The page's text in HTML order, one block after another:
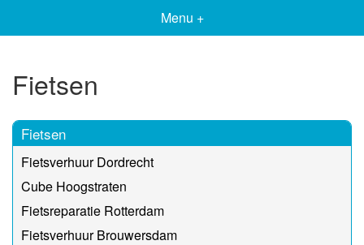
Menu +
Fietsen
Fietsen
Fietsverhuur Dordrecht
Cube Hoogstraten
Fietsreparatie Rotterdam
Fietsverhuur Brouwersdam